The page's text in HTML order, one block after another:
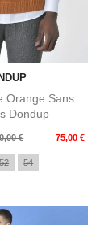
Orange Sans
Dondup
€ 75,00 €
52 54